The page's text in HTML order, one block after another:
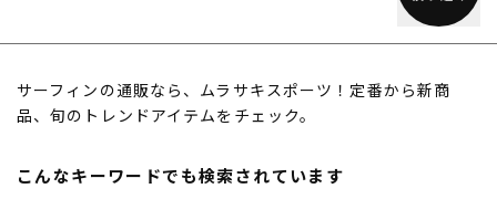
フ
ー
よくある質問
お問い合わせ
ニュース
サーフィンの通販なら、ムラサキスポーツ！定番から新商
品、旬のトレンドアイテムをチェック。
こんなキーワードでも検索されています